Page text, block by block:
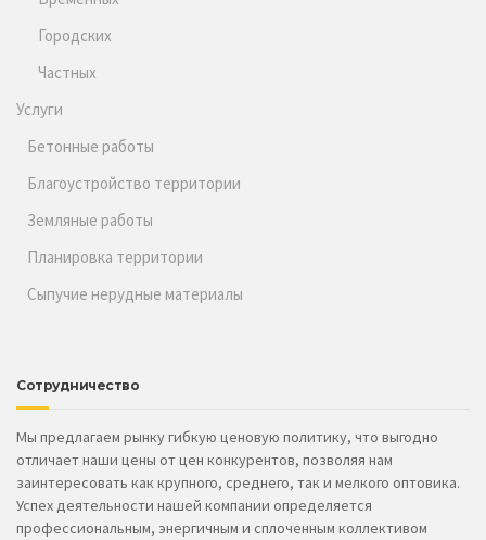
Городских
Частных
Услуги
Бетонные работы
Благоустройство территории
Земляные работы
Планировка территории
Сыпучие нерудные материалы
Сотрудничество
Мы предлагаем рынку гибкую ценовую политику, что выгодно
отличает наши цены от цен конкурентов, позволяя нам
заинтересовать как крупного, среднего, так и мелкого оптовика.
Успех деятельности нашей компании определяется
профессиональным, энергичным и сплоченным коллективом